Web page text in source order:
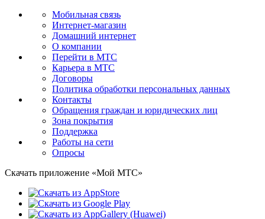
Мобильная связь
Интернет-магазин
Домашний интернет
О компании
Перейти в МТС
Карьера в МТС
Договоры
Политика обработки персональных данных
Контакты
Обращения граждан и юридических лиц
Зона покрытия
Поддержка
Работы на сети
Опросы
Скачать приложение «Мой МТС»